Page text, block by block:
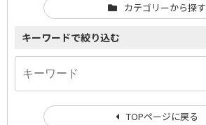
カテゴリーから探す
キーワードで絞り込む
TOPページに戻る